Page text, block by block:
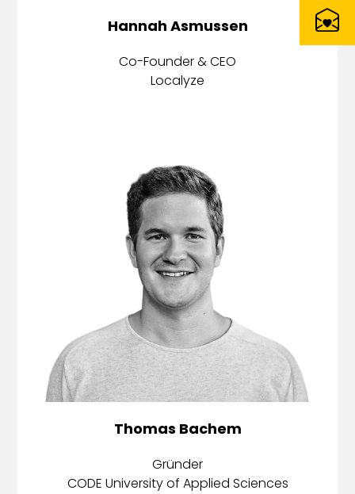
Hannah Asmussen
Co-Founder & CEO
Localyze
Thomas Bachem
Gründer
CODE University of Applied Sciences